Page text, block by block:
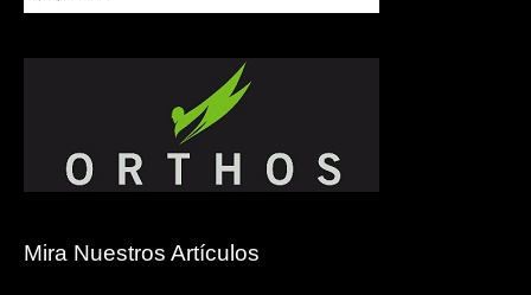
Mira Nuestros Artículos